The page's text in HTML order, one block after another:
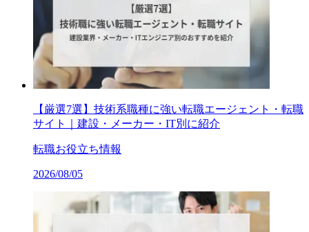
【厳選7選】技術系職種に強い転職エージェント・転職
サイト｜建設・メーカー・IT別に紹介
転職お役立ち情報
2026/08/05